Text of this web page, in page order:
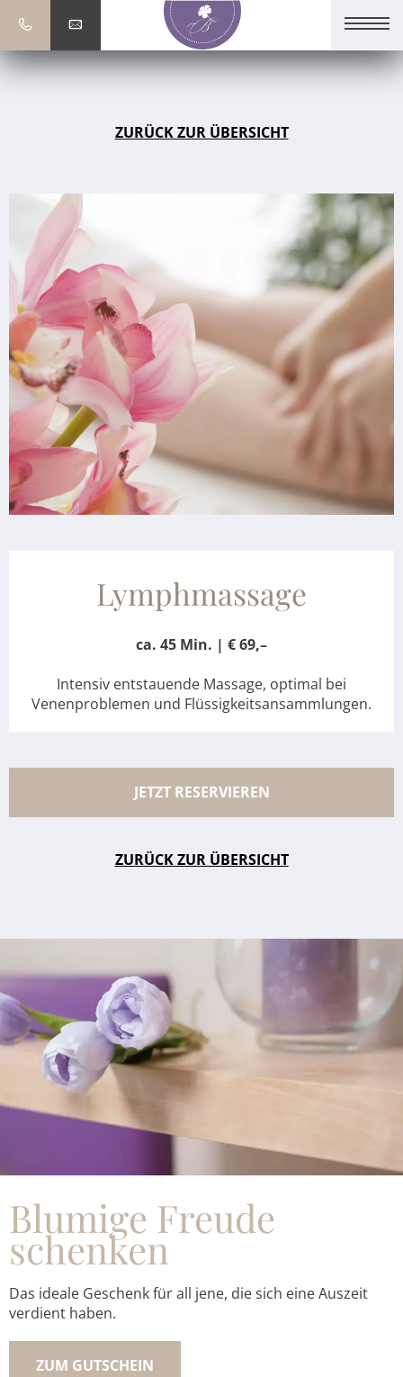
ZURÜCK ZUR ÜBERSICHT
Lymphmassage
ca. 45 Min. | € 69,–
Intensiv entstauende Massage, optimal bei
Venenproblemen und Flüssigkeitsansammlungen.
ZURÜCK ZUR ÜBERSICHT
JETZT RESERVIEREN
Blumige Freude
schenken
Das ideale Geschenk für all jene, die sich eine Auszeit
verdient haben.
ZUM GUTSCHEIN